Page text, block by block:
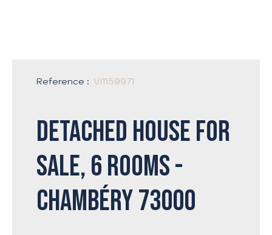
Reference : VM59971
Detached house for
sale, 6 rooms -
Chambéry 73000